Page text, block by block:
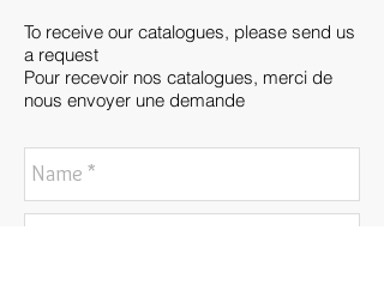
To receive our catalogues, please send us
a request
Pour recevoir nos catalogues, merci de
nous envoyer une demande